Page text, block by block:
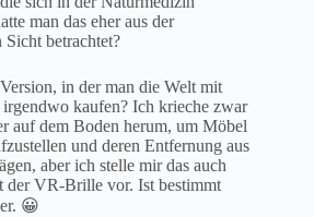
man das eher aus der
betrachtet?
in der man die Welt mit
kaufen? Ich krieche zwar
auf dem Boden herum, um Möbel
und deren Entfernung aus
aber ich stelle mir das auch
der VR-Brille vor. Ist bestimmt
😀